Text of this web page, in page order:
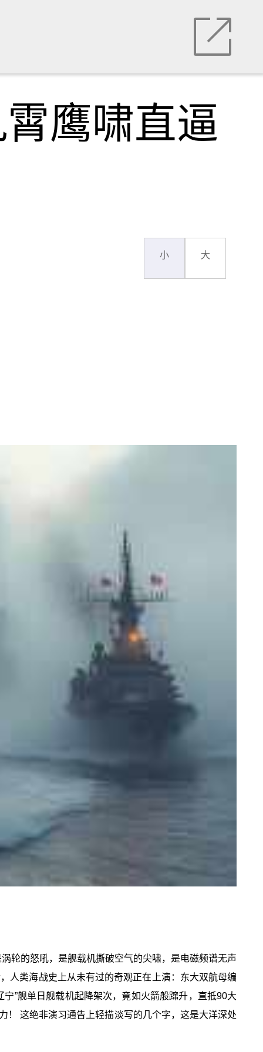
鹰啸直逼
小 大
轮的怒吼，是舰载机撕破空气的尖啸，是电磁频谱无声
人类海战史上从未有过的奇观正在上演：东大双航母编
”舰单日舰载机起降架次，竟如火箭般蹿升，直抵90大
！ 这绝非演习通告上轻描淡写的几个字，这是大洋深处